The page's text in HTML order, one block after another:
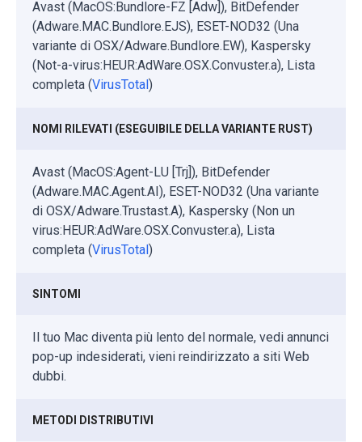
Avast (MacOS:Bundlore-FZ [Adw]), BitDefender
(Adware.MAC.Bundlore.EJS), ESET-NOD32 (Una
variante di OSX/Adware.Bundlore.EW), Kaspersky
(Not-a-virus:HEUR:AdWare.OSX.Convuster.a), Lista
completa (VirusTotal)
NOMI RILEVATI (ESEGUIBILE DELLA VARIANTE RUST)
Avast (MacOS:Agent-LU [Trj]), BitDefender
(Adware.MAC.Agent.AI), ESET-NOD32 (Una variante
di OSX/Adware.Trustast.A), Kaspersky (Non un
virus:HEUR:AdWare.OSX.Convuster.a), Lista
completa (VirusTotal)
SINTOMI
Il tuo Mac diventa più lento del normale, vedi annunci
pop-up indesiderati, vieni reindirizzato a siti Web
dubbi.
METODI DISTRIBUTIVI